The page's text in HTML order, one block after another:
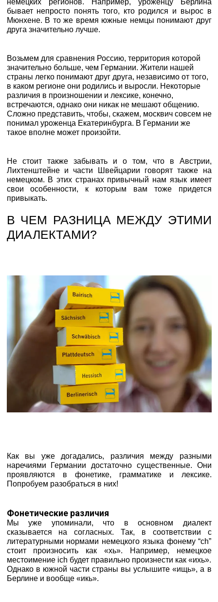
немецких регионов. Например, уроженцу Берлина
бывает непросто понять того, кто родился и вырос в
Мюнхене. В то же время южные немцы понимают друг
друга значительно лучше.
Возьмем для сравнения Россию, территория которой
значительно больше, чем Германии. Жители нашей
страны легко понимают друг друга, независимо от того,
в каком регионе они родились и выросли. Некоторые
различия в произношении и лексике, конечно,
встречаются, однако они никак не мешают общению.
Сложно представить, чтобы, скажем, москвич совсем не
понимал уроженца Екатеринбурга. В Германии же
такое вполне может произойти.
Не стоит также забывать и о том, что в Австрии,
Лихтенштейне и части Швейцарии говорят также на
немецком. В этих странах привычный нам язык имеет
свои особенности, к которым вам тоже придется
привыкать.
В ЧЕМ РАЗНИЦА МЕЖДУ ЭТИМИ
ДИАЛЕКТАМИ?
Как вы уже догадались, различия между разными
наречиями Германии достаточно существенные. Они
проявляются в фонетике, грамматике и лексике.
Попробуем разобраться в них!
Фонетические различия
Мы уже упоминали, что в основном диалект
сказывается на согласных. Так, в соответствии с
литературными нормами немецкого языка фонему “ch”
стоит произносить как «хь». Например, немецкое
местоимение ich будет правильно произнести как «ихь».
Однако в южной части страны вы услышите «ищь», а в
Берлине и вообще «икь».